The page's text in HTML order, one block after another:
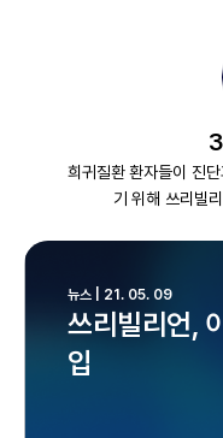
희귀질환 환자들이 진
기 위해 쓰리빌
쓰리빌리언,
입
뉴스 | 21. 05. 09